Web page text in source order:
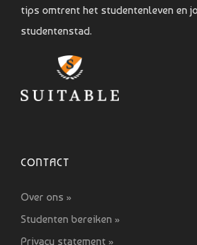
tips omtrent het studentenleven en
studentenstad.
CONTACT
Over ons »
Studenten bereiken »
Privacy statement »